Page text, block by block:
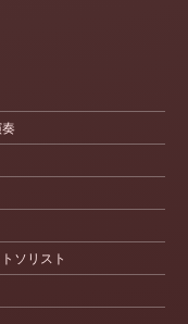
ソリスト